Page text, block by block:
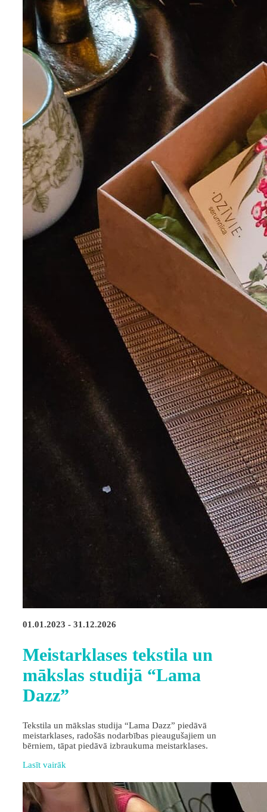
01.01.2023 - 31.12.2026
Meistarklases tekstila un
mākslas studijā “Lama
Dazz”
Tekstila un mākslas studija “Lama Dazz” piedāvā
meistarklases, radošās nodarbības pieaugušajiem un
bērniem, tāpat piedāvā izbraukuma meistarklases.
Lasīt vairāk